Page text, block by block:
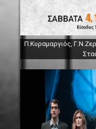
Π.Κυραμαργιός,